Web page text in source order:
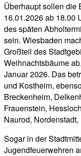
Überhaupt sollen die
16.01.2026 ab 18.00
des späten
sein. Wiesbaden
Großteil des
Weihnachtsbäume
Januar 2026. Das
und Kostheim,
Breckenheim,
Frauenstein,
Naurod,
Sogar in der
Jugendfeuerwehren